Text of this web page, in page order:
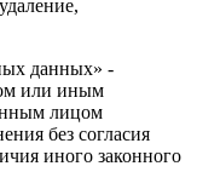
данных» -
или иным
лицом
без согласия
иного законного